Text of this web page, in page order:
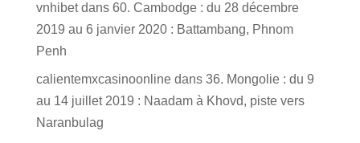
vnhibetdans 60. Cambodge : du 28 décembre
2019 au 6 janvier 2020 : Battambang, Phnom
Penh
calientemxcasinoonlinedans 36. Mongolie : du 9
au 14 juillet 2019 : Naadam à Khovd, piste vers
Naranbulag